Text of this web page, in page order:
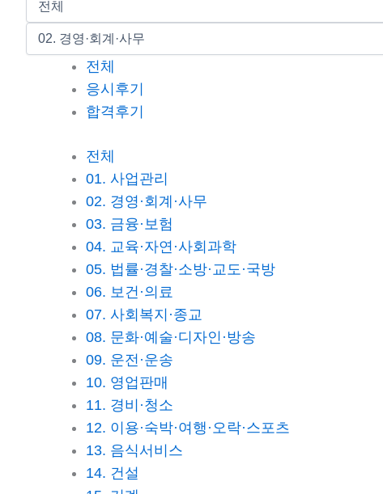
전체
응시후기
합격후기
전체
01. 사업관리
02. 경영·회계·사무
03. 금융·보험
04. 교육·자연·사회과학
05. 법률·경찰·소방·교도·국방
06. 보건·의료
07. 사회복지·종교
08. 문화·예술·디자인·방송
09. 운전·운송
10. 영업판매
11. 경비·청소
12. 이용·숙박·여행·오락·스포츠
13. 음식서비스
14. 건설